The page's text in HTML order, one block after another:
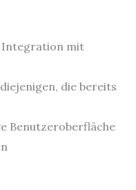
Integration mit
die bereits
Benutzeroberfläche